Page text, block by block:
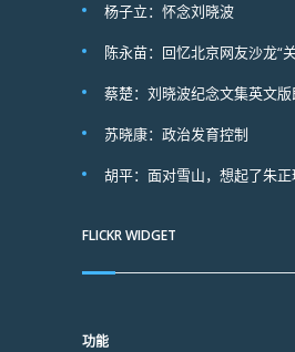
杨子立：怀念刘晓波
陈永苗：回忆北京网友沙龙“
蔡楚：刘晓波纪念文集英文
苏晓康：政治发育控制
胡平：面对雪山，想起了朱正
FLICKR WIDGET
功能